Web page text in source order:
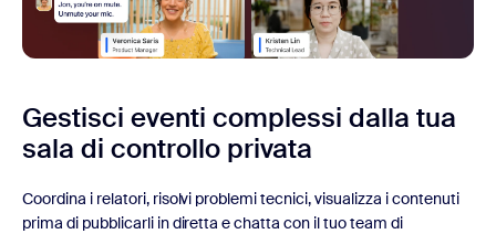
Gestisci eventi complessi dalla tua
sala di controllo privata
Coordina i relatori, risolvi problemi tecnici, visualizza i contenuti
prima di pubblicarli in diretta e chatta con il tuo team di